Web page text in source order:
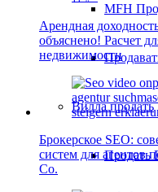
MFH
Виллапродать
Продать
Арендная
объяснено! Расчет
недвижимости
Брокерское SEO:
систем для агентов
Co.